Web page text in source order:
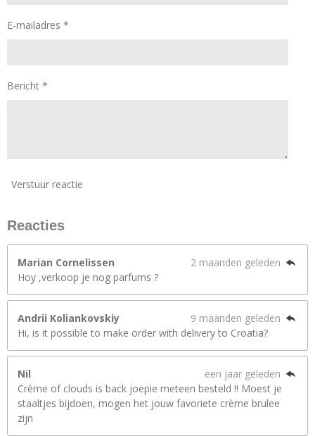
E-mailadres *
Bericht *
Verstuur reactie
Reacties
Marian Cornelissen
2 maanden geleden
Hoy ,verkoop je nog parfums ?
Andrii Koliankovskiy
9 maanden geleden
Hi, is it possible to make order with delivery to Croatia?
Nil
een jaar geleden
Crème of clouds is back joepie meteen besteld !! Moest je
staaltjes bijdoen, mogen het jouw favoriete crème brulee
zijn